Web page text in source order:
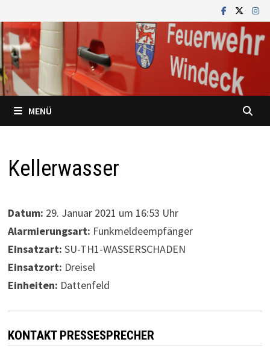
Inhalt
springen
MENÜ
Kellerwasser
Datum: 29. Januar 2021 um 16:53 Uhr
Alarmierungsart: Funkmeldeempfänger
Einsatzart: SU-TH1-WASSERSCHADEN
Einsatzort: Dreisel
Einheiten: Dattenfeld
KONTAKT PRESSESPRECHER